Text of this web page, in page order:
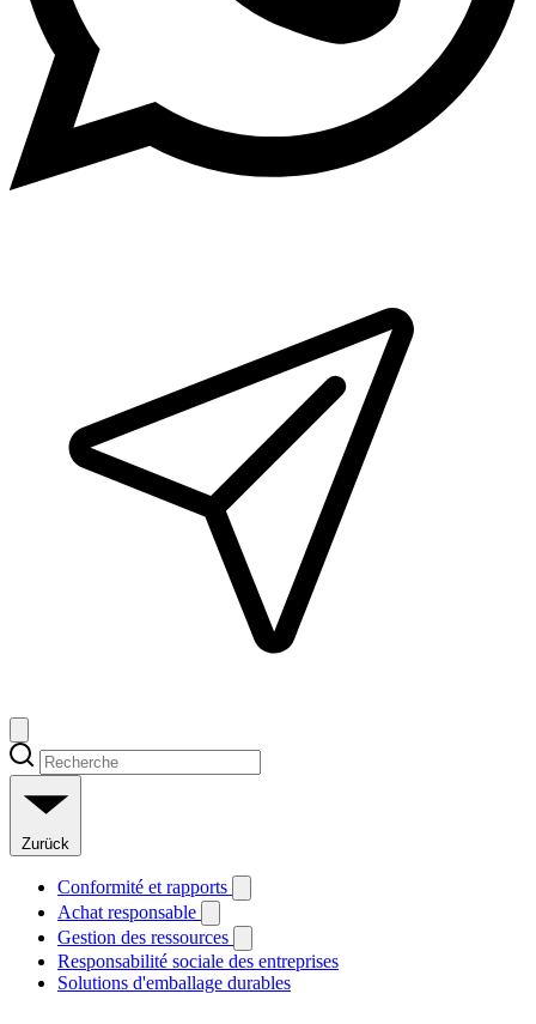
Zurück
Conformité et rapports
Achat responsable
Gestion des ressources
Responsabilité sociale des entreprises
Solutions d'emballage durables